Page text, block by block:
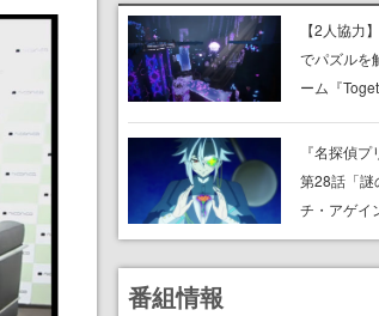
【2人協力
でパズルを
ーム『
8月8日
ス。時に忘
界の古代洞
『名探偵プ
第28話「謎
チ・アゲイ
ト解禁。泣
ノクル、ミ
番組情報